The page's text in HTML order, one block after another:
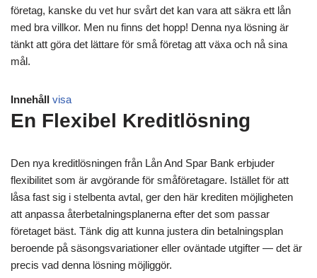
företag, kanske du vet hur svårt det kan vara att säkra ett lån
med bra villkor. Men nu finns det hopp! Denna nya lösning är
tänkt att göra det lättare för små företag att växa och nå sina
mål.
Innehåll visa
En Flexibel Kreditlösning
Den nya kreditlösningen från Lån And Spar Bank erbjuder
flexibilitet som är avgörande för småföretagare. Istället för att
låsa fast sig i stelbenta avtal, ger den här krediten möjligheten
att anpassa återbetalningsplanerna efter det som passar
företaget bäst. Tänk dig att kunna justera din betalningsplan
beroende på säsongsvariationer eller oväntade utgifter — det är
precis vad denna lösning möjliggör.